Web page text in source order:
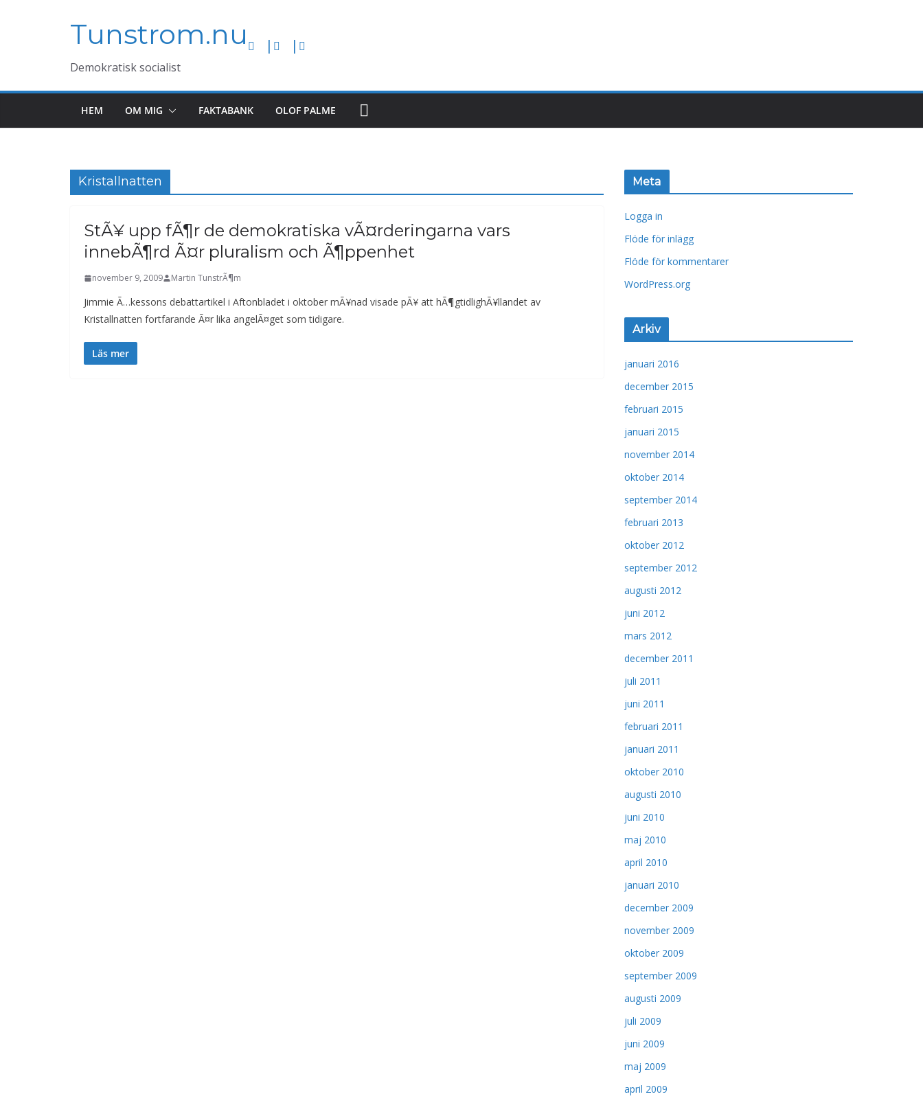
Tunstrom.nu
Demokratisk socialist
HEM OM MIG FAKTABANK OLOF PALME
Kristallnatten
StÃ¥ upp fÃ¶r de demokratiska vÃ¤rderingarna vars
innebÃ¶rd Ã¤r pluralism och Ã¶ppenhet
november 9, 2009 Martin TunstrÃ¶m
Jimmie Ã…kessons debattartikel i Aftonbladet i oktober mÃ¥nad visade pÃ¥ att hÃ¶gtidlighÃ¥llandet av
Kristallnatten fortfarande Ã¤r lika angelÃ¤get som tidigare.
Läs mer
Meta
Logga in
Flöde för inlägg
Flöde för kommentarer
WordPress.org
Arkiv
januari 2016
december 2015
februari 2015
januari 2015
november 2014
oktober 2014
september 2014
februari 2013
oktober 2012
september 2012
augusti 2012
juni 2012
mars 2012
december 2011
juli 2011
juni 2011
februari 2011
januari 2011
oktober 2010
augusti 2010
juni 2010
maj 2010
april 2010
januari 2010
december 2009
november 2009
oktober 2009
september 2009
augusti 2009
juli 2009
juni 2009
maj 2009
april 2009